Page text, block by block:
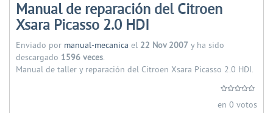
Manual de reparación del Citroen
Xsara Picasso 2.0 HDI
Enviado por manual-mecanica el 22 Nov 2007 y ha sido
descargado 1596 veces.
Manual de taller y reparación del Citroen Xsara Picasso 2.0 HDI.
en 0 votos